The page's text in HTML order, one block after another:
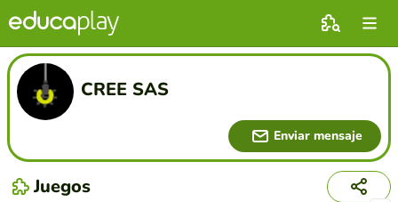
CREE SAS
Enviar mensaje
Juegos